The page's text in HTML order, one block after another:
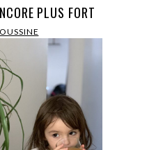
PLUS FORT